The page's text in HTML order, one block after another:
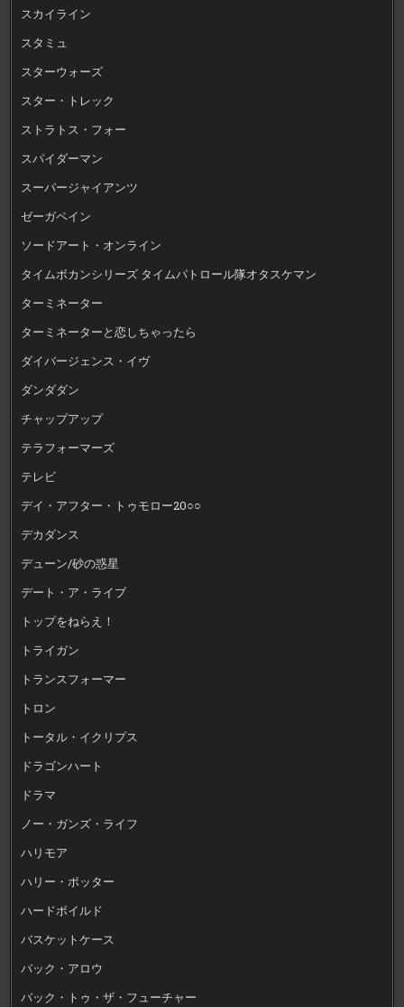
スカイライン
スタミュ
スターウォーズ
スター・トレック
ストラトス・フォー
スパイダーマン
スーパージャイアンツ
ゼーガペイン
ソードアート・オンライン
タイムボカンシリーズ タイムパトロール隊オタスケマン
ターミネーター
ターミネーターと恋しちゃったら
ダイバージェンス・イヴ
ダンダダン
チャップアップ
テラフォーマーズ
テレビ
デイ・アフター・トゥモロー20○○
デカダンス
デューン/砂の惑星
デート・ア・ライブ
トップをねらえ！
トライガン
トランスフォーマー
トロン
トータル・イクリプス
ドラゴンハート
ドラマ
ノー・ガンズ・ライフ
ハリモア
ハリー・ポッター
ハードボイルド
バスケットケース
バック・アロウ
バック・トゥ・ザ・フューチャー